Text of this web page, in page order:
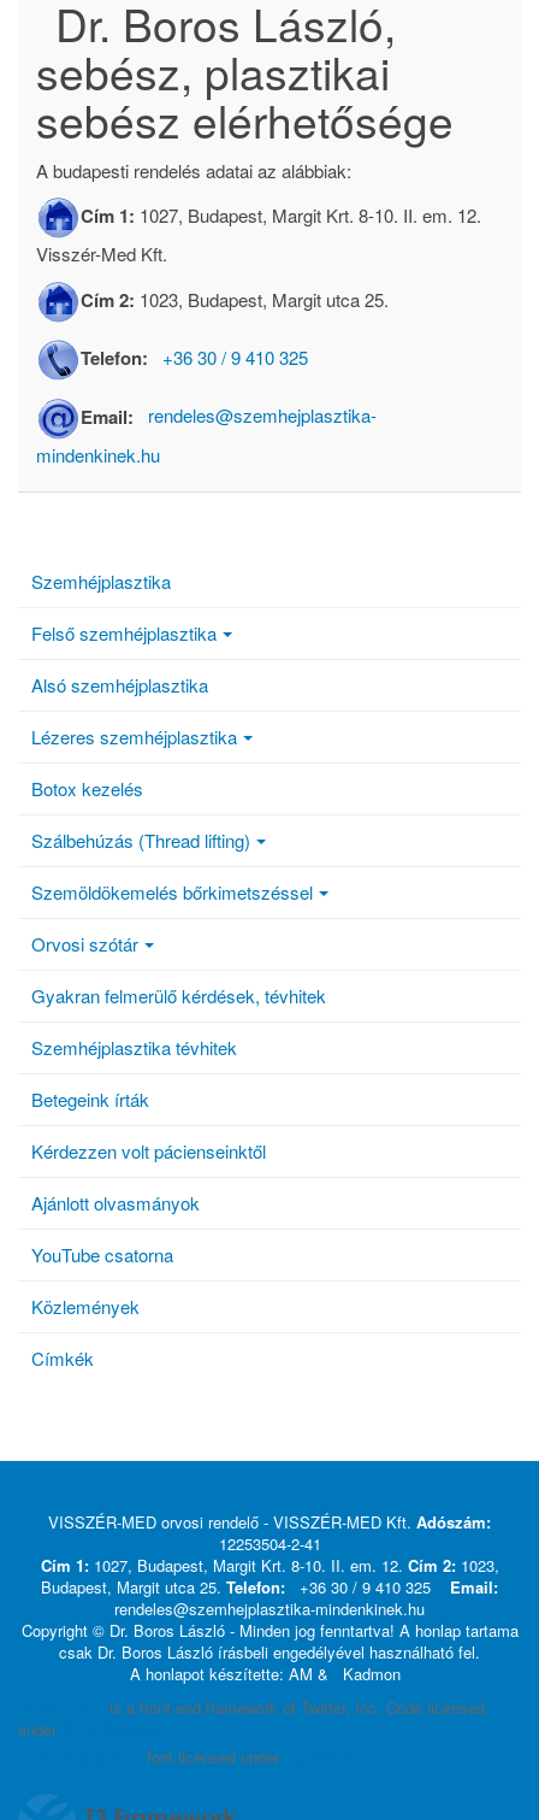
Dr. Boros László,
sebész, plasztikai
sebész elérhetősége
A budapesti rendelés adatai az alábbiak:
Cím 1: 1027, Budapest, Margit Krt. 8-10. II. em. 12.
Visszér-Med Kft.
Cím 2: 1023, Budapest, Margit utca 25.
Telefon: +36 30 / 9 410 325
Email:
rendeles@szemhejplasztika-
mindenkinek.hu
Szemhéjplasztika
Felső szemhéjplasztika
Alsó szemhéjplasztika
Lézeres szemhéjplasztika
Botox kezelés
Szálbehúzás (Thread lifting)
Szemöldökemelés bőrkimetszéssel
Orvosi szótár
Gyakran felmerülő kérdések, tévhitek
Szemhéjplasztika tévhitek
Betegeink írták
Kérdezzen volt pácienseinktől
Ajánlott olvasmányok
YouTube csatorna
Közlemények
Címkék
VISSZÉR-MED orvosi rendelő - VISSZÉR-MED Kft. Adószám:
12253504-2-41
Cím 1:1027, Budapest, Margit Krt. 8-10. II. em. 12. Cím 2:1023,
Budapest, Margit utca 25. Telefon: +36 30 / 9 410 325
Email:
rendeles@szemhejplasztika-mindenkinek.hu
Copyright © Dr. Boros László - Minden jog fenntartva! A honlap tartama
csak Dr. Boros László írásbeli engedélyével használható fel.
A honlapot készítette: AM &
Kadmon
is a front-end framework of Twitter, Inc. Code licensed
under
font licensed under .